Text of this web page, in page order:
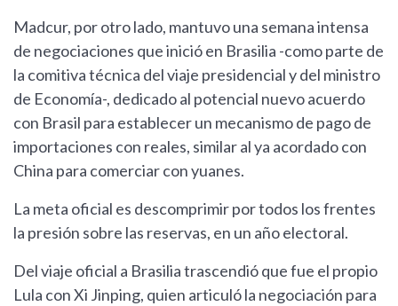
Madcur, por otro lado, mantuvo una semana intensa
de negociaciones que inició en Brasilia -como parte de
la comitiva técnica del viaje presidencial y del ministro
de Economía-, dedicado al potencial nuevo acuerdo
con Brasil para establecer un mecanismo de pago de
importaciones con reales, similar al ya acordado con
China para comerciar con yuanes.
La meta oficial es descomprimir por todos los frentes
la presión sobre las reservas, en un año electoral.
Del viaje oficial a Brasilia trascendió que fue el propio
Lula con Xi Jinping, quien articuló la negociación para